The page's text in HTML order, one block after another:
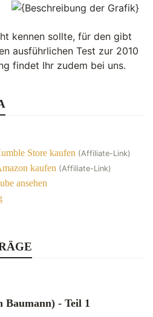
kennen sollte, für den gibt
ausführlichen Test zur 2010
findet Ihr zudem bei uns.
Store kaufen(Affiliate-Link)
kaufen(Affiliate-Link)
ansehen
- Teil 1